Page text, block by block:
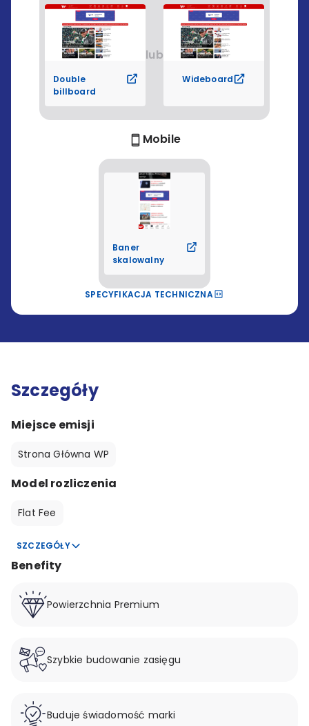
Double
billboard
lub
Wideboard
Mobile
Baner
skalowalny
SPECYFIKACJA TECHNICZNA
Szczegóły
Miejsce emisji
Strona Główna WP
Model rozliczenia
Flat Fee
SZCZEGÓŁY
Benefity
Powierzchnia Premium
Szybkie budowanie zasięgu
Buduje świadomość marki